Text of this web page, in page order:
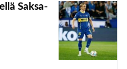
Saksa-